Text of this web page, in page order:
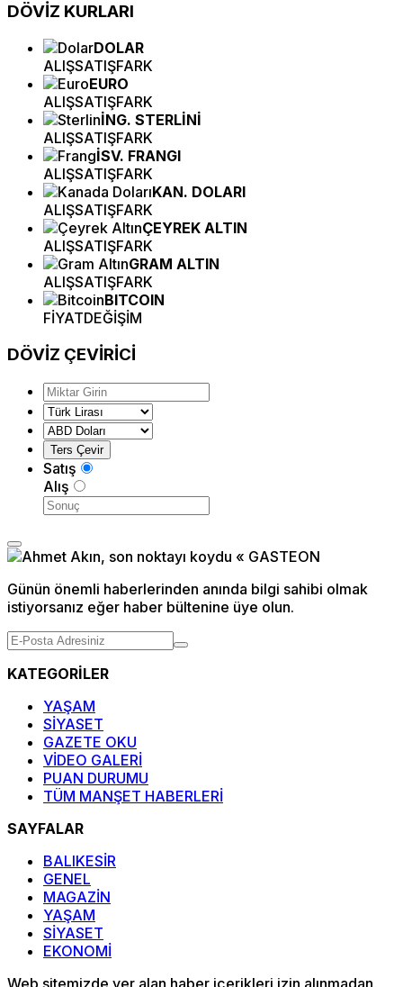
DÖVİZ KURLARI
DOLAR
ALIŞSATIŞFARK
EURO
ALIŞSATIŞFARK
İNG. STERLİNİ
ALIŞSATIŞFARK
İSV. FRANGI
ALIŞSATIŞFARK
KAN. DOLARI
ALIŞSATIŞFARK
ÇEYREK ALTIN
ALIŞSATIŞFARK
GRAM ALTIN
ALIŞSATIŞFARK
BITCOIN
FİYATDEĞİŞİM
DÖVİZ ÇEVİRİCİ
Satış
Alış
Günün önemli haberlerinden anında bilgi sahibi olmak
istiyorsanız eğer haber bültenine üye olun.
KATEGORİLER
YAŞAM
SİYASET
GAZETE OKU
VİDEO GALERİ
PUAN DURUMU
TÜM MANŞET HABERLERİ
SAYFALAR
BALIKESİR
GENEL
MAGAZİN
YAŞAM
SİYASET
EKONOMİ
Web sitemizde yer alan haber içerikleri izin alınmadan,